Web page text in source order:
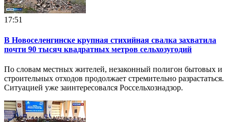
17:51
В Новоселенгинске крупная стихийная свалка захватила
почти 90 тысяч квадратных метров сельхозугодий
По словам местных жителей, незаконный полигон бытовых и
строительных отходов продолжает стремительно разрастаться.
Ситуацией уже заинтересовался Россельхознадзор.